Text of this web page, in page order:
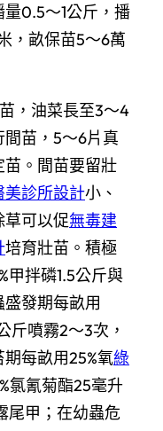
0.5～1公斤，播
，畝保苗5～6萬
，油菜長至3～4
苗，5～6片真
。間苗要留壯
美診所設計小、
草可以促無毒建
培育壯苗。積極
甲拌磷1.5公斤與
發期每畝用
斤噴霧2～3次，
每畝用25%氧綠
氯氰菊酯25毫升
尾甲；在幼蟲危